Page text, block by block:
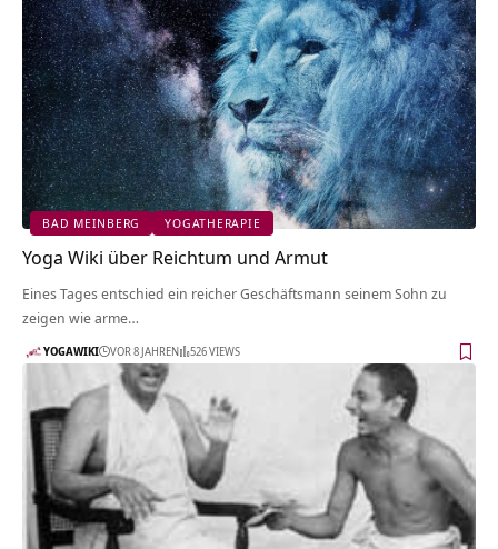
BAD MEINBERG YOGATHERAPIE
Yoga Wiki über Reichtum und Armut
Eines Tages entschied ein reicher Geschäftsmann seinem Sohn zu
zeigen wie arme…
YOGAWIKI VOR 8 JAHREN 526 VIEWS